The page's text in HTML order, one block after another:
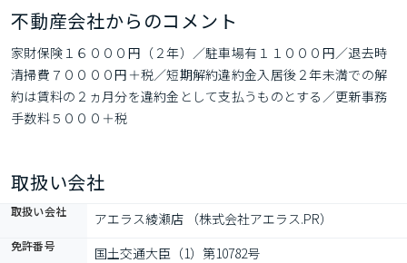
不動産会社からのコメント
家財保険１６０００円（２年）／駐車場有１１０００円／退去時
清掃費７００００円＋税／短期解約違約金入居後２年未満での解
約は賃料の２ヵ月分を違約金として支払うものとする／更新事務
手数料５０００＋税
取扱い会社
取扱い会社 アエラス綾瀬店 （株式会社アエラス.PR）
免許番号 国土交通大臣（1）第10782号